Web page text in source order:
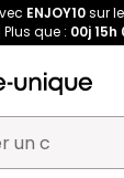
ENJOY10sur
Plus que : 00j 15h